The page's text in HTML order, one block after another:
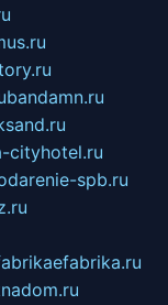
bandamn.ru
cityhotel.ru
spb.ru